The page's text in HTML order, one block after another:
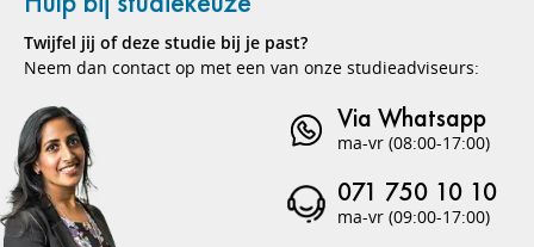
Twijfel jij of deze studie bij je past?
Neem dan contact op met een van onze studieadviseurs:
Via Whatsapp
ma-vr (08:00-17:00)
071 750 10 10
ma-vr (09:00-17:00)